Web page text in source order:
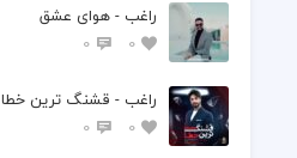
راغب - هوای عشق
0
0
راغب - قشنگ ترین خطا
0
0